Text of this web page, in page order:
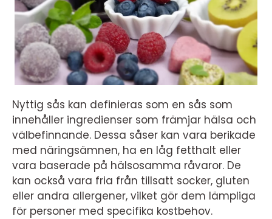
Nyttig sås kan definieras som en sås som
innehåller ingredienser som främjar hälsa och
välbefinnande. Dessa såser kan vara berikade
med näringsämnen, ha en låg fetthalt eller
vara baserade på hälsosamma råvaror. De
kan också vara fria från tillsatt socker, gluten
eller andra allergener, vilket gör dem lämpliga
för personer med specifika kostbehov.